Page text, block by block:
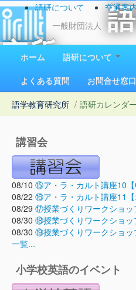
一般財団法人
究所
1923（大正12）年
語研について 交通案
お問い合わせ
ホーム 語研について
よくある質問
お問合せ窓口
語学教育研究所 / 語研カレンダー
講習会
08/10 ⑮ア・ラ・カルト講座10
08/22 ⑯ア・ラ・カルト講座11
08/29 ⑰授業づくりワークショッ
08/30 ⑱授業づくりワークショッ
08/30 ⑲授業づくりワークショッ
一覧...
小学校英語のイベント